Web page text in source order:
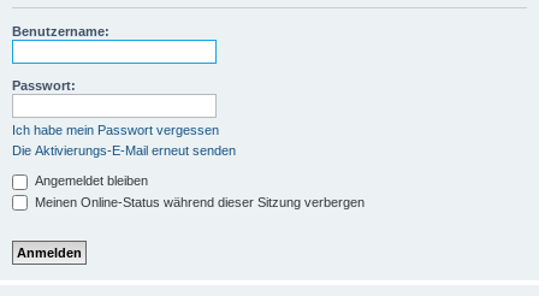
h
Benutzername:
Passwort:
Ich habe mein Passwort vergessen
Die Aktivierungs-E-Mail erneut senden
Angemeldet bleiben
Meinen Online-Status während dieser Sitzung verbergen